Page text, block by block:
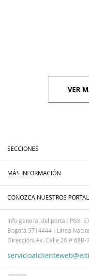
VER
SECCIONES
MÁS INFORMACIÓN
CONOZCA NUESTROS
Info general del portal: PBX:
Bogotá 5714444 - Línea
Dirección: Av. Calle 26 # 68B-